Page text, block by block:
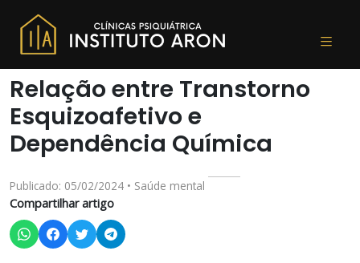
Relação entre Transtorno
Esquizoafetivo e
Dependência Química
Publicado: 05/02/2024 • Saúde mental
Compartilhar artigo